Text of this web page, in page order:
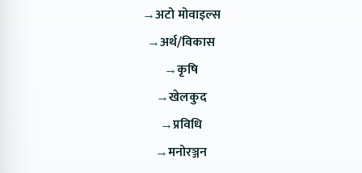
→अटो मोवाइल्स
→अर्थ/विकास
→कृषि
→खेलकुद
→प्रविधि
→मनोरञ्जन